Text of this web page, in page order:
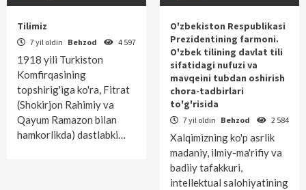
Tilimiz
7 yil oldin Behzod 4 597
1918 yili Turkiston
Komfirqasining
topshirig'iga ko'ra, Fitrat
(Shokirjon Rahimiy va
Qayum Ramazon bilan
hamkorlikda) dastlabki…
O'zbekiston Respublikasi
Prezidentining farmoni.
O'zbek tilining davlat tili
sifatidagi nufuzi va
mavqeini tubdan oshirish
chora-tadbirlari
to'g'risida
7 yil oldin Behzod 2 584
Xalqimizning ko'p asrlik
madaniy, ilmiy-ma'rifiy va
badiiy tafakkuri,
intellektual salohiyatining